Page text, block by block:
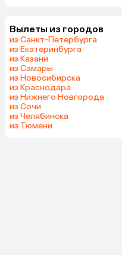
Вылеты из городов
из Санкт-Петербурга
из Екатеринбурга
из Казани
из Самары
из Новосибирска
из Краснодара
из Нижнего Новгорода
из Сочи
из Челябинска
из Тюмени